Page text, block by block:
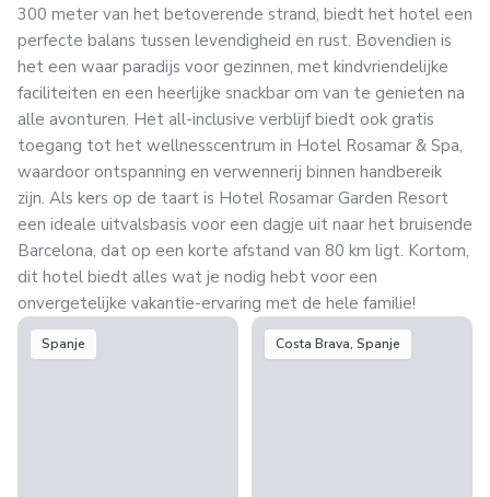
300 meter van het betoverende strand, biedt het hotel een
perfecte balans tussen levendigheid en rust. Bovendien is
het een waar paradijs voor gezinnen, met kindvriendelijke
faciliteiten en een heerlijke snackbar om van te genieten na
alle avonturen. Het all-inclusive verblijf biedt ook gratis
toegang tot het wellnesscentrum in Hotel Rosamar & Spa,
waardoor ontspanning en verwennerij binnen handbereik
zijn. Als kers op de taart is Hotel Rosamar Garden Resort
een ideale uitvalsbasis voor een dagje uit naar het bruisende
Barcelona, dat op een korte afstand van 80 km ligt. Kortom,
dit hotel biedt alles wat je nodig hebt voor een
onvergetelijke vakantie-ervaring met de hele familie!
Spanje Costa Brava, Spanje